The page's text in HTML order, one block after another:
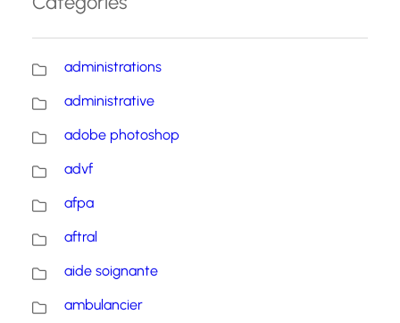
administrations
administrative
adobe photoshop
advf
afpa
aftral
aide soignante
ambulancier